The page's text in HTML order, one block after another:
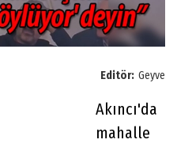
Editör: Geyve
Akıncı'da
mahalle